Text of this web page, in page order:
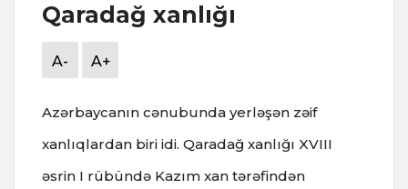
Qaradağ xanlığı
A- A+
Azərbaycanın cənubunda yerləşən zəif
xanlıqlardan biri idi. Qaradağ xanlığı XVIII
əsrin I rübündə Kazım xan tərəfindən